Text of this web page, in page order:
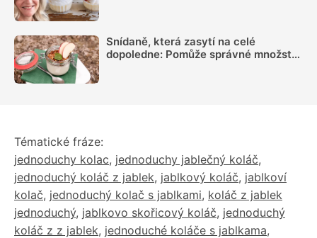
Snídaně, která zasytí na celé
dopoledne: Pomůže správné množství
Tématické fráze:
jednoduchy kolac, jednoduchy jablečný koláč,
jednoduchý koláč z jablek, jablkový koláč, jablkoví
kolač, jednoduchý kolač s jablkami, koláč z jablek
jednoduchý, jablkovo skořicový koláč, jednoduchý
koláč z z jablek, jednoduché koláče s jablkama,